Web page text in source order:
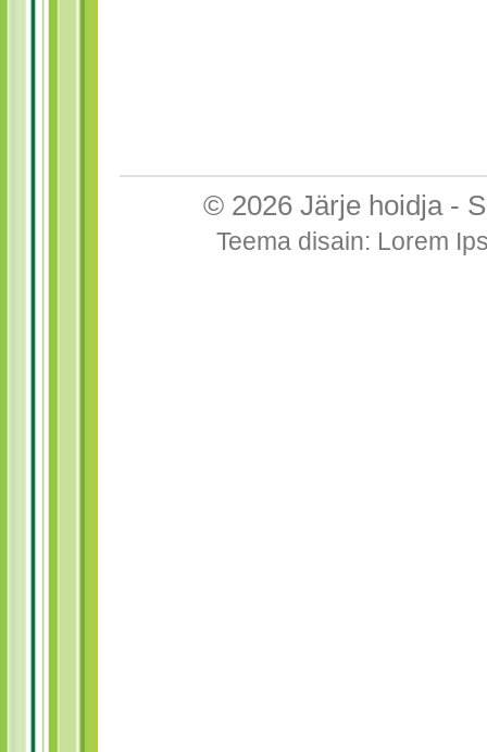
© 2026 Järje hoidja-
Teema disain: Lorem